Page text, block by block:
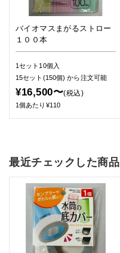
バイオマスまがるストロー
１００本
1セット10個入
15セット(150個)から注文可能
¥16,500〜(税込)
1個あたり¥110
最近チェックした商品